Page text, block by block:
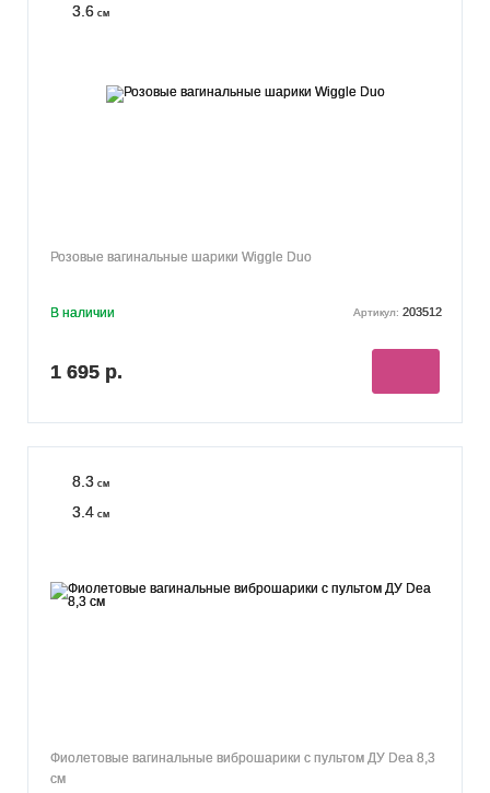
3.6 см
Розовые вагинальные шарики Wiggle Duo
В наличии Артикул: 203512
1 695 р.
8.3 см
3.4 см
Фиолетовые вагинальные виброшарики с пультом ДУ Dea 8,3
см